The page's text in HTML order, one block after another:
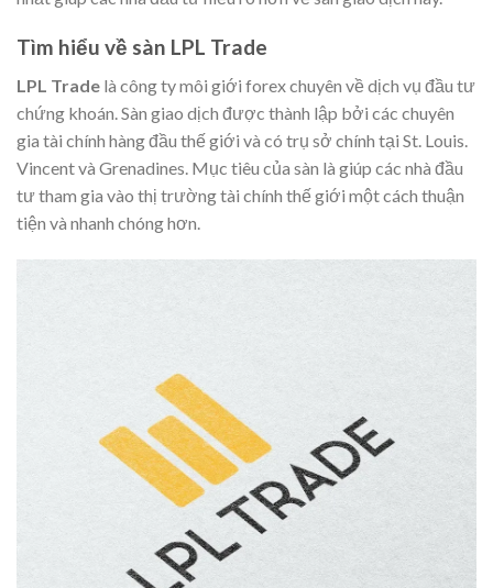
Tìm hiểu về sàn LPL Trade
LPL Trade là công ty môi giới forex chuyên về dịch vụ đầu tư
chứng khoán. Sàn giao dịch được thành lập bởi các chuyên
gia tài chính hàng đầu thế giới và có trụ sở chính tại St. Louis.
Vincent và Grenadines. Mục tiêu của sàn là giúp các nhà đầu
tư tham gia vào thị trường tài chính thế giới một cách thuận
tiện và nhanh chóng hơn.